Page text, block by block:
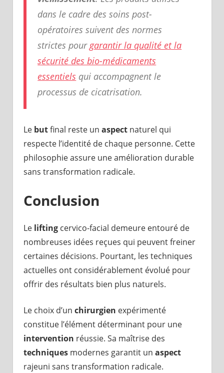
dans le cadre des soins post-
opératoires suivent des normes
strictes pourgarantir la qualité et la
sécurité des bio-médicaments
essentiels qui accompagnent le
processus de cicatrisation.
Le butfinal reste un aspectnaturel qui
respecte l’identité de chaque personne. Cette
philosophie assure une amélioration durable
sans transformation radicale.
Conclusion
Le liftingcervico-facial demeure entouré de
nombreuses idées reçues qui peuvent freiner
certaines décisions. Pourtant, les techniques
actuelles ont considérablement évolué pour
offrir des résultats bien plus naturels.
Le choix d’un chirurgien expérimenté
constitue l’élément déterminant pour une
intervention réussie. Sa maîtrise des
techniquesmodernes garantit un aspect
rajeuni sans transformation radicale.